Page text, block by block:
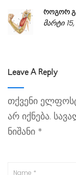
როგორ
მარტი
Leave A Reply
თქვენი
არ იქნება.
ნიშანი *